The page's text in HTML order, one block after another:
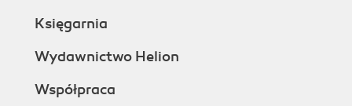
Księgarnia
Wydawnictwo Helion
Współpraca